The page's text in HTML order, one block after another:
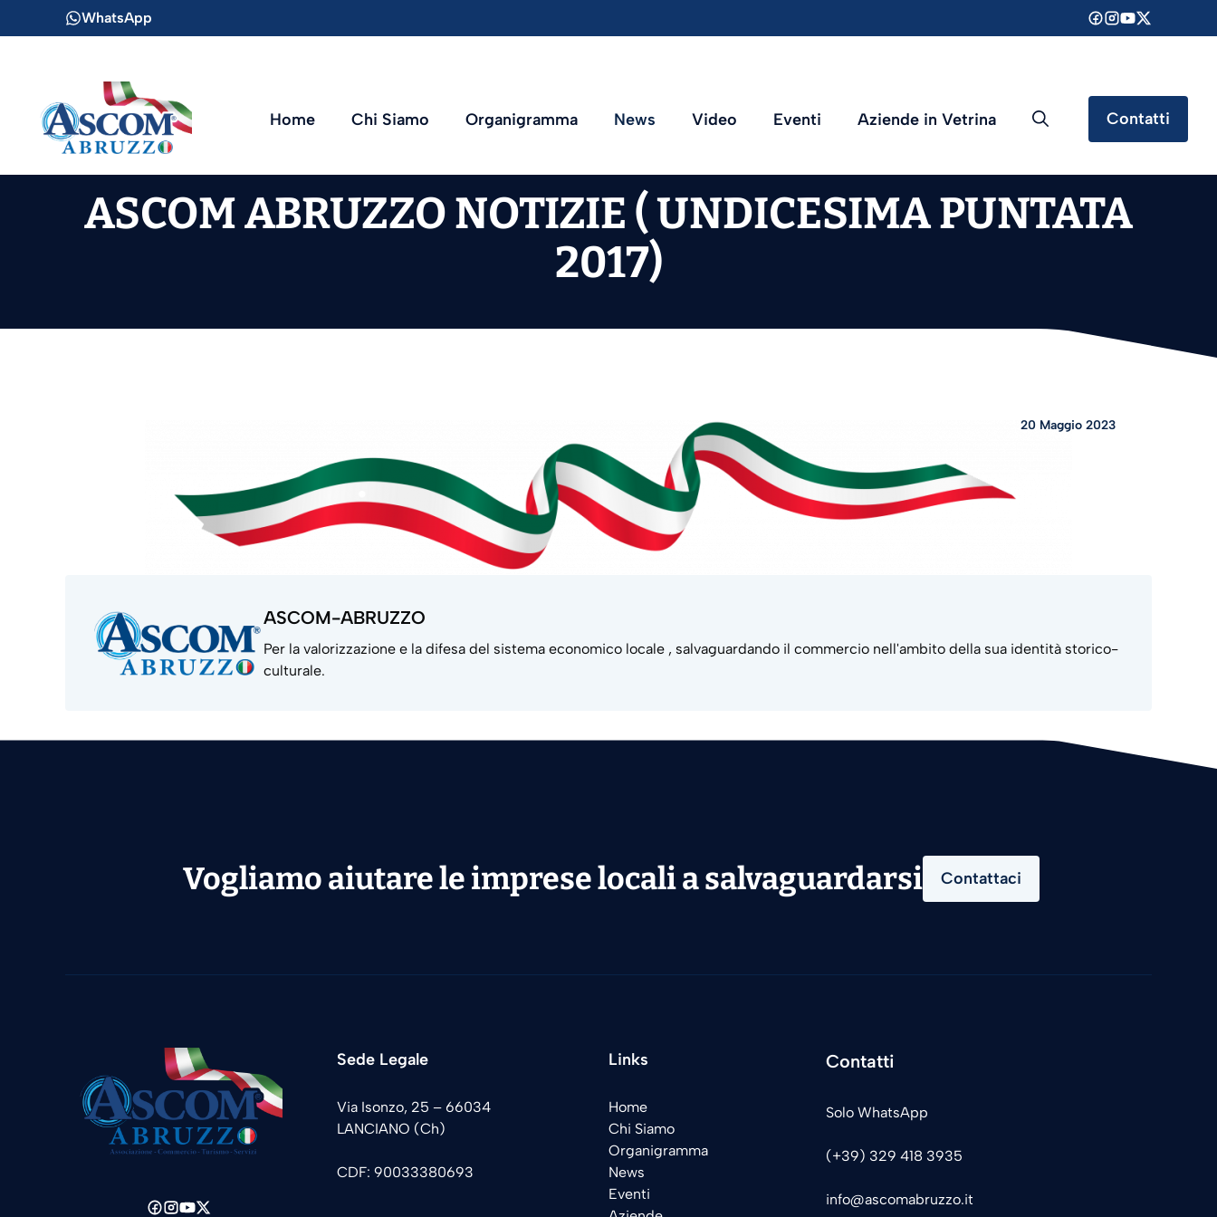
al
WhatsApp
Home Chi Siamo Organigramma News Video Eventi Aziende in Vetrina Contatti
ASCOM ABRUZZO NOTIZIE ( UNDICESIMA PUNTATA
2017)
20 Maggio 2023
ASCOM-ABRUZZO
Per la valorizzazione e la difesa del sistema economico locale , salvaguardando il commercio nell'ambito della sua identità storico-
culturale.
Vogliamo aiutare le imprese locali a salvaguardarsi Contattaci
Sede Legale
Via Isonzo, 25 – 66034
LANCIANO (Ch)
CDF: 90033380693
Links
Home
Chi Siamo
Organigramma
News
Eventi
Contatti
Solo WhatsApp
(+39) 329 418 3935
info@ascomabruzzo.it